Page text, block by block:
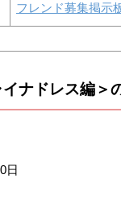
フレンド募集掲示
ナドレス編
日